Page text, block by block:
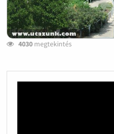
4030megtekintés